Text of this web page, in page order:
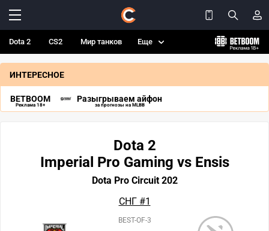
Dota 2 CS2 Мир танков Еще
ИНТЕРЕСНОЕ
BETBOOM
Реклама 18+
Разыгрываем айфон
за прогнозы на MLBB
Dota 2
Imperial Pro Gaming vs Ensis
Dota Pro Circuit 202
СНГ #1
BEST-OF-3